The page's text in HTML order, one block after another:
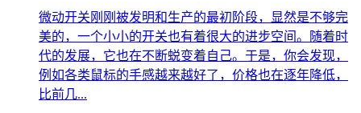
微动开关刚刚被发明和生产的最初阶段，显然是不够完
美的，一个小小的开关也有着很大的进步空间。随着时
代的发展，它也在不断蜕变着自己。于是，你会发现，
例如各类鼠标的手感越来越好了，价格也在逐年降低，
比前几...